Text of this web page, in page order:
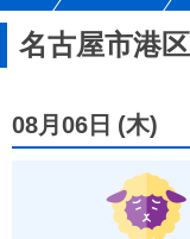
名古屋市港
08月06日 (木)